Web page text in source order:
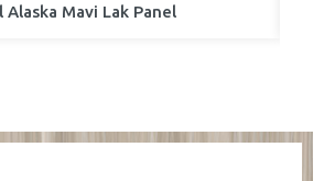
Alaska Mavi Lak Panel